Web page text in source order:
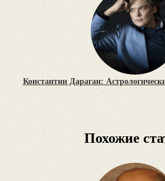
Константин Дараган:
Похожие